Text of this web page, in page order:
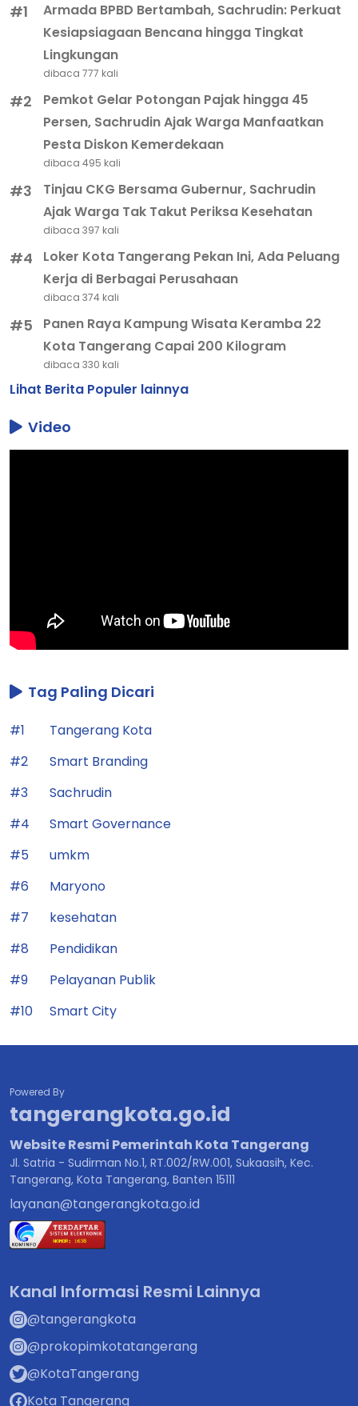
#1
Armada BPBD Bertambah, Sachrudin: Perkuat
Kesiapsiagaan Bencana hingga Tingkat
Lingkungan
dibaca 777 kali
#2
Pemkot Gelar Potongan Pajak hingga 45
Persen, Sachrudin Ajak Warga Manfaatkan
Pesta Diskon Kemerdekaan
dibaca 495 kali
#3
Tinjau CKG Bersama Gubernur, Sachrudin
Ajak Warga Tak Takut Periksa Kesehatan
dibaca 397 kali
#4
Loker Kota Tangerang Pekan Ini, Ada Peluang
Kerja di Berbagai Perusahaan
dibaca 374 kali
#5
Panen Raya Kampung Wisata Keramba 22
Kota Tangerang Capai 200 Kilogram
dibaca 330 kali
Lihat Berita Populer lainnya
Video
Tag Paling Dicari
#1
Tangerang Kota
#2
Smart Branding
#3
Sachrudin
#4
Smart Governance
#5
umkm
#6
Maryono
#7
kesehatan
#8
Pendidikan
#9
Pelayanan Publik
#10
Smart City
Powered By
tangerangkota.go.id
Website Resmi Pemerintah Kota Tangerang
Jl. Satria - Sudirman No.1, RT.002/RW.001, Sukaasih, Kec.
Tangerang, Kota Tangerang, Banten 15111
layanan@tangerangkota.go.id
Kanal Informasi Resmi Lainnya
@tangerangkota
@prokopimkotatangerang
@KotaTangerang
Kota Tangerang